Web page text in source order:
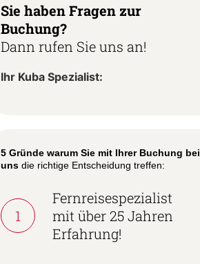
Sie haben Fragen zur
Buchung?
Dann rufen Sie uns an!
Ihr Kuba Spezialist:
5 Gründe warum Sie mit Ihrer Buchung bei
unsdie richtige Entscheidung treffen:
1
Fernreisespezialist
mit über 25 Jahren
Erfahrung!